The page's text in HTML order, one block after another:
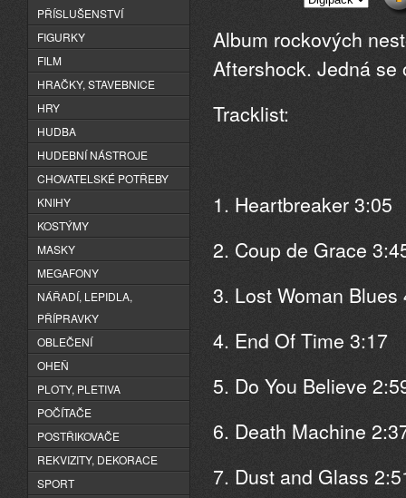
Album rockových
Aftershock. Jedná se
Tracklist:
1. Heartbreaker 3:05
2. Coup de Grace
3. Lost Woman Blues
4. End Of Time 3:17
5. Do You Believe
6. Death Machine
7. Dust and Glass
PŘÍSLUŠENSTVÍ
FIGURKY
FILM
HRAČKY, STAVEBNICE
HRY
HUDBA
HUDEBNÍ NÁSTROJE
CHOVATELSKÉ POTŘEBY
KNIHY
KOSTÝMY
MASKY
MEGAFONY
NÁŘADÍ, LEPIDLA,
PŘÍPRAVKY
OBLEČENÍ
OHEŇ
PLOTY, PLETIVA
POČÍTAČE
POSTŘIKOVAČE
REKVIZITY, DEKORACE
SPORT